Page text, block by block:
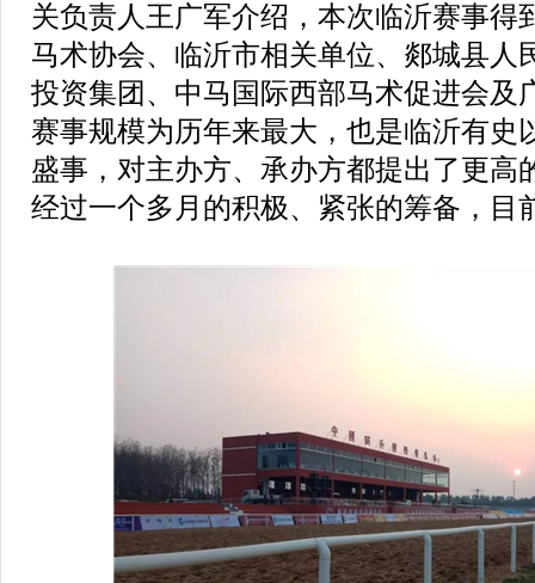
关负责人王广军介绍，本次临沂赛事得
马术协会、临沂市相关单位、郯城县人
投资集团、中马国际西部马术促进会及
赛事规模为历年来最大，也是临沂有史
盛事，对主办方、承办方都提出了更高
经过一个多月的积极、紧张的筹备，目